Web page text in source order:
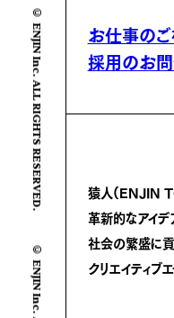
© ENJIN Inc. ALL RIGHTS RESERVED.
お仕事の
採用のお
猿人(ENJIN
革新的なアイデ
社会の繁盛に
クリエイティブ